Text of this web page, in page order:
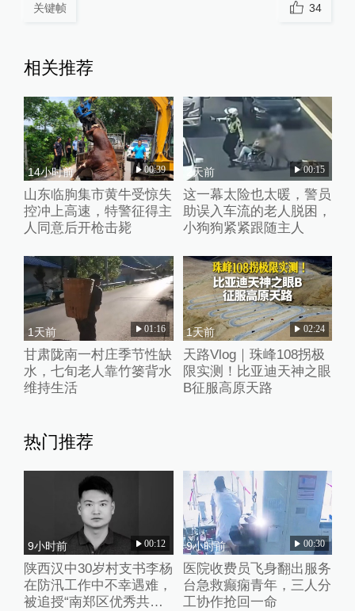
关键帧 34
相关推荐
14小时前 00:39
山东临朐集市黄牛受惊失
控冲上高速，特警征得主
人同意后开枪击毙
2天前 00:15
这一幕太险也太暖，警员
助误入车流的老人脱困，
小狗狗紧紧跟随主人
1天前 01:16
甘肃陇南一村庄季节性缺
水，七旬老人靠竹篓背水
维持生活
1天前 02:24
天路Vlog｜珠峰108拐极
限实测！比亚迪天神之眼
B征服高原天路
热门推荐
9小时前 00:12
陕西汉中30岁村支书李杨
在防汛工作中不幸遇难，
被追授“南郑区优秀共产
9小时前 00:30
医院收费员飞身翻出服务
台急救癫痫青年，三人分
工协作抢回一命